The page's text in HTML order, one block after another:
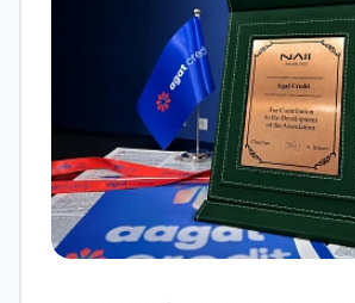
— предотвращению
ошибок при использовании
— грамотному управлению
нагрузкой и повышению
устойчивости.
Семинар проводится в
общения с возможностью
специалистам. Участие